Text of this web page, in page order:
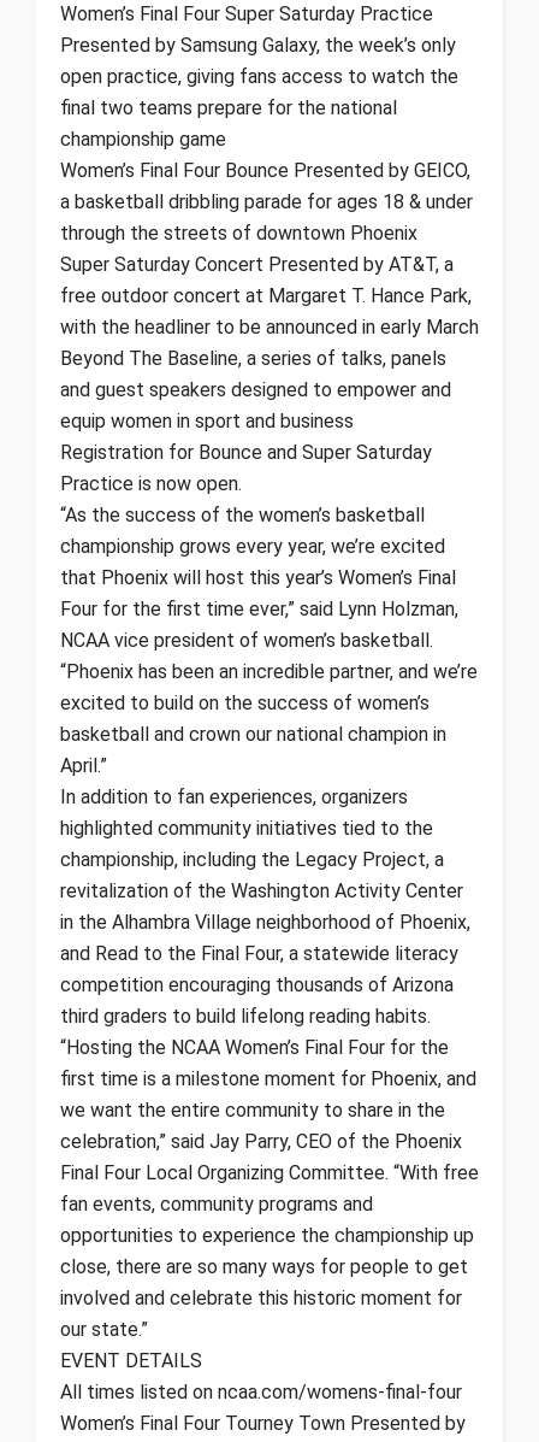
Women’s Final Four Super Saturday Practice
Presented by Samsung Galaxy, the week’s only
open practice, giving fans access to watch the
final two teams prepare for the national
championship game
Women’s Final Four Bounce Presented by GEICO,
a basketball dribbling parade for ages 18 & under
through the streets of downtown Phoenix
Super Saturday Concert Presented by AT&T, a
free outdoor concert at Margaret T. Hance Park,
with the headliner to be announced in early March
Beyond The Baseline, a series of talks, panels
and guest speakers designed to empower and
equip women in sport and business
Registration for Bounce and Super Saturday
Practice is now open.
“As the success of the women’s basketball
championship grows every year, we’re excited
that Phoenix will host this year’s Women’s Final
Four for the first time ever,” said Lynn Holzman,
NCAA vice president of women’s basketball.
“Phoenix has been an incredible partner, and we’re
excited to build on the success of women’s
basketball and crown our national champion in
April.”
In addition to fan experiences, organizers
highlighted community initiatives tied to the
championship, including the Legacy Project, a
revitalization of the Washington Activity Center
in the Alhambra Village neighborhood of Phoenix,
and Read to the Final Four, a statewide literacy
competition encouraging thousands of Arizona
third graders to build lifelong reading habits.
“Hosting the NCAA Women’s Final Four for the
first time is a milestone moment for Phoenix, and
we want the entire community to share in the
celebration,” said Jay Parry, CEO of the Phoenix
Final Four Local Organizing Committee. “With free
fan events, community programs and
opportunities to experience the championship up
close, there are so many ways for people to get
involved and celebrate this historic moment for
our state.”
EVENT DETAILS
All times listed on ncaa.com/womens-final-four
Women’s Final Four Tourney Town Presented by